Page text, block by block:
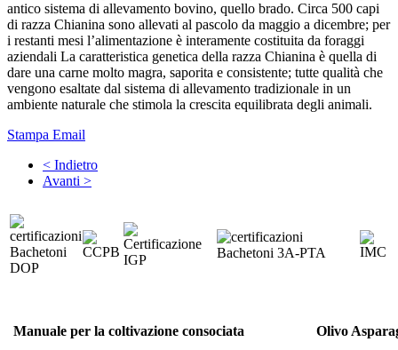
antico sistema di allevamento bovino, quello brado. Circa 500 capi
di razza Chianina sono allevati al pascolo da maggio a dicembre; per
i restanti mesi l’alimentazione è interamente costituita da foraggi
aziendali La caratteristica genetica della razza Chianina è quella di
dare una carne molto magra, saporita e consistente; tutte qualità che
vengono esaltate dal sistema di allevamento tradizionale in un
ambiente naturale che stimola la crescita equilibrata degli animali.
Stampa Email
< Indietro
Avanti >
Manuale per la coltivazione consociata
Olivo